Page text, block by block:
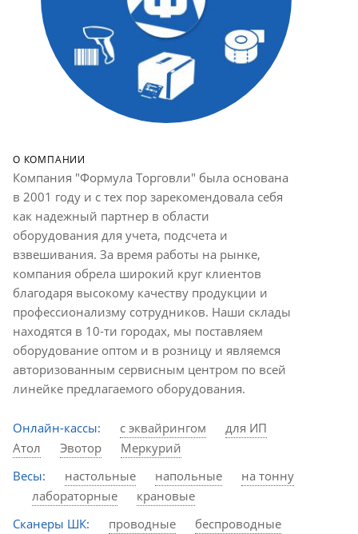
О КОМПАНИИ
Компания "Формула Торговли" была основана
в 2001 году и с тех пор зарекомендовала себя
как надежный партнер в области
оборудования для учета, подсчета и
взвешивания. За время работы на рынке,
компания обрела широкий круг клиентов
благодаря высокому качеству продукции и
профессионализму сотрудников. Наши склады
находятся в 10-ти городах, мы поставляем
оборудование оптом и в розницу и являемся
авторизованным сервисным центром по всей
линейке предлагаемого оборудования.
Онлайн-кассы: с эквайрингом
для ИП
Атол
Эвотор
Меркурий
Весы:
настольные напольные
на тонну
лабораторные
крановые
Сканеры ШК:
проводные
беспроводные